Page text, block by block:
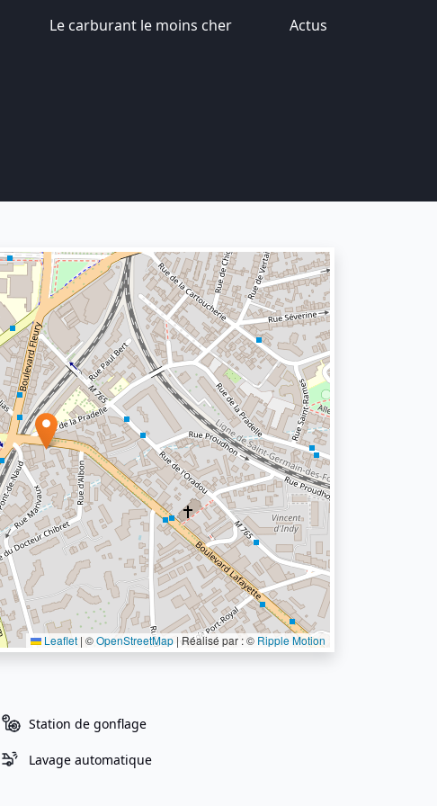
Le carburant le moins cher Actus
Leaflet | ©OpenStreetMap | Réalisé par : © Ripple Motion
Station de gonflage
Lavage automatique